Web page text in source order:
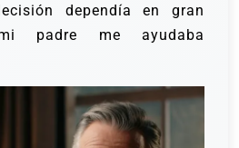
dependía en gran
padre me ayudaba